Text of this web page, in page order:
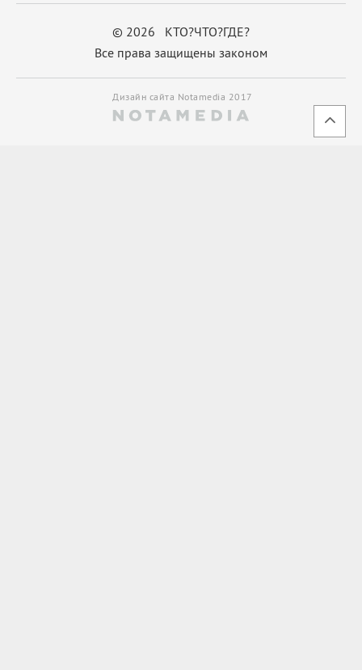
© 2026 КТО?ЧТО?ГДЕ?
Все права защищены законом
Дизайн сайта Notamedia 2017